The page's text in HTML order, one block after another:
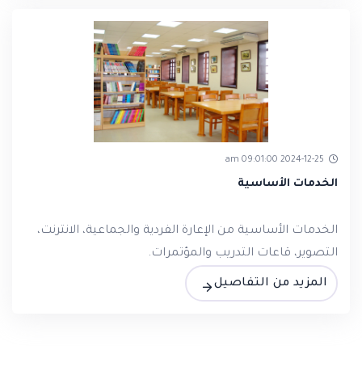
2024-12-25 09:01:00 am
الخدمات الأساسية
الخدمات الأساسية من الإعارة الفردية والجماعية، الانترنت،
التصوير، قاعات التدريب والمؤتمرات.
المزيد من التفاصيل